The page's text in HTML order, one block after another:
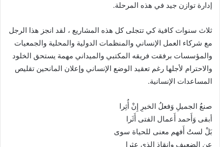
إدارة توازن جيد في هذه المرحلة.
ثلاث سنوات كافية كي تتجلى كل هذه المشاريع ، لقد انجز هذا الرجل
مع شركاء العمل الإنساني والمنظمات الدولية والمحلية والجمعيات
والمؤسسات برفقت فريقه المكتبي والميداني مهمة يستحق الخلود
والاحترام لأجلها رغم تعقيد الوضع الإنساني وإعلان المانحين تقليص
المساعدات الإنسانية.
صنعُ الجميلِ وَفعلُ الخيرِ إِنْ أُثِرا
أبقى وَأَحمد أَعمال الفتى أَثَرا
بَلْ لستُ أَفهم معنى للحياة سوى
عن الضعيفِ وإنقاذ الذي عثرا